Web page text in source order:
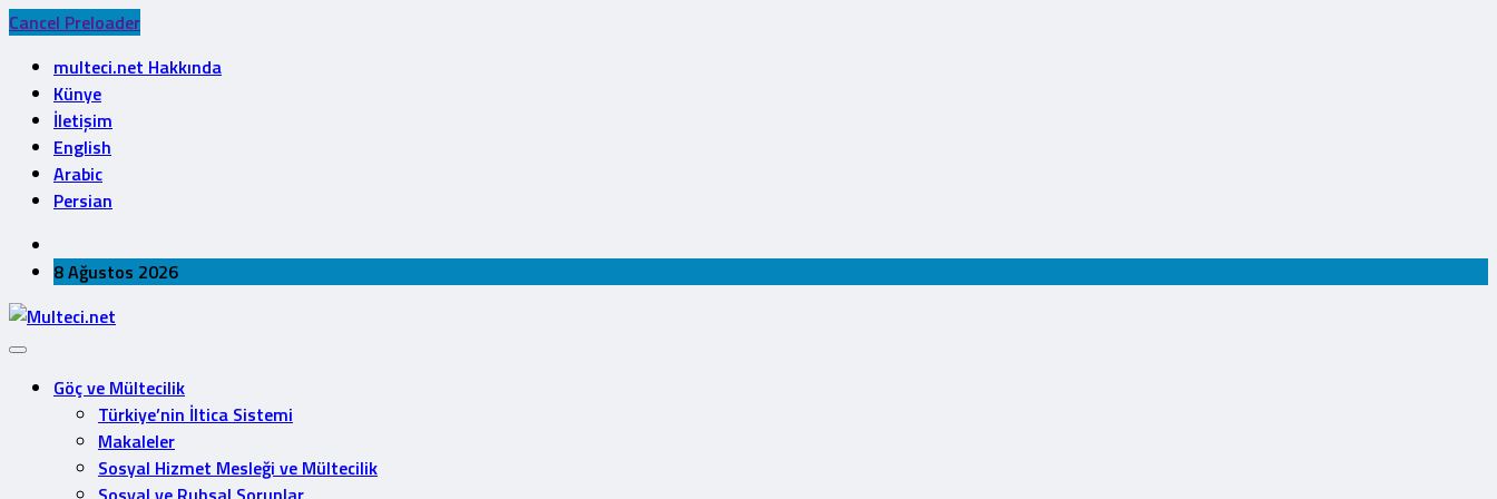
Cancel Preloader
multeci.net Hakkında
Künye
İletişim
English
Arabic
Persian
8 Ağustos 2026
Göç ve Mültecilik
Türkiye’nin İltica Sistemi
Makaleler
Sosyal Hizmet Mesleği ve Mültecilik